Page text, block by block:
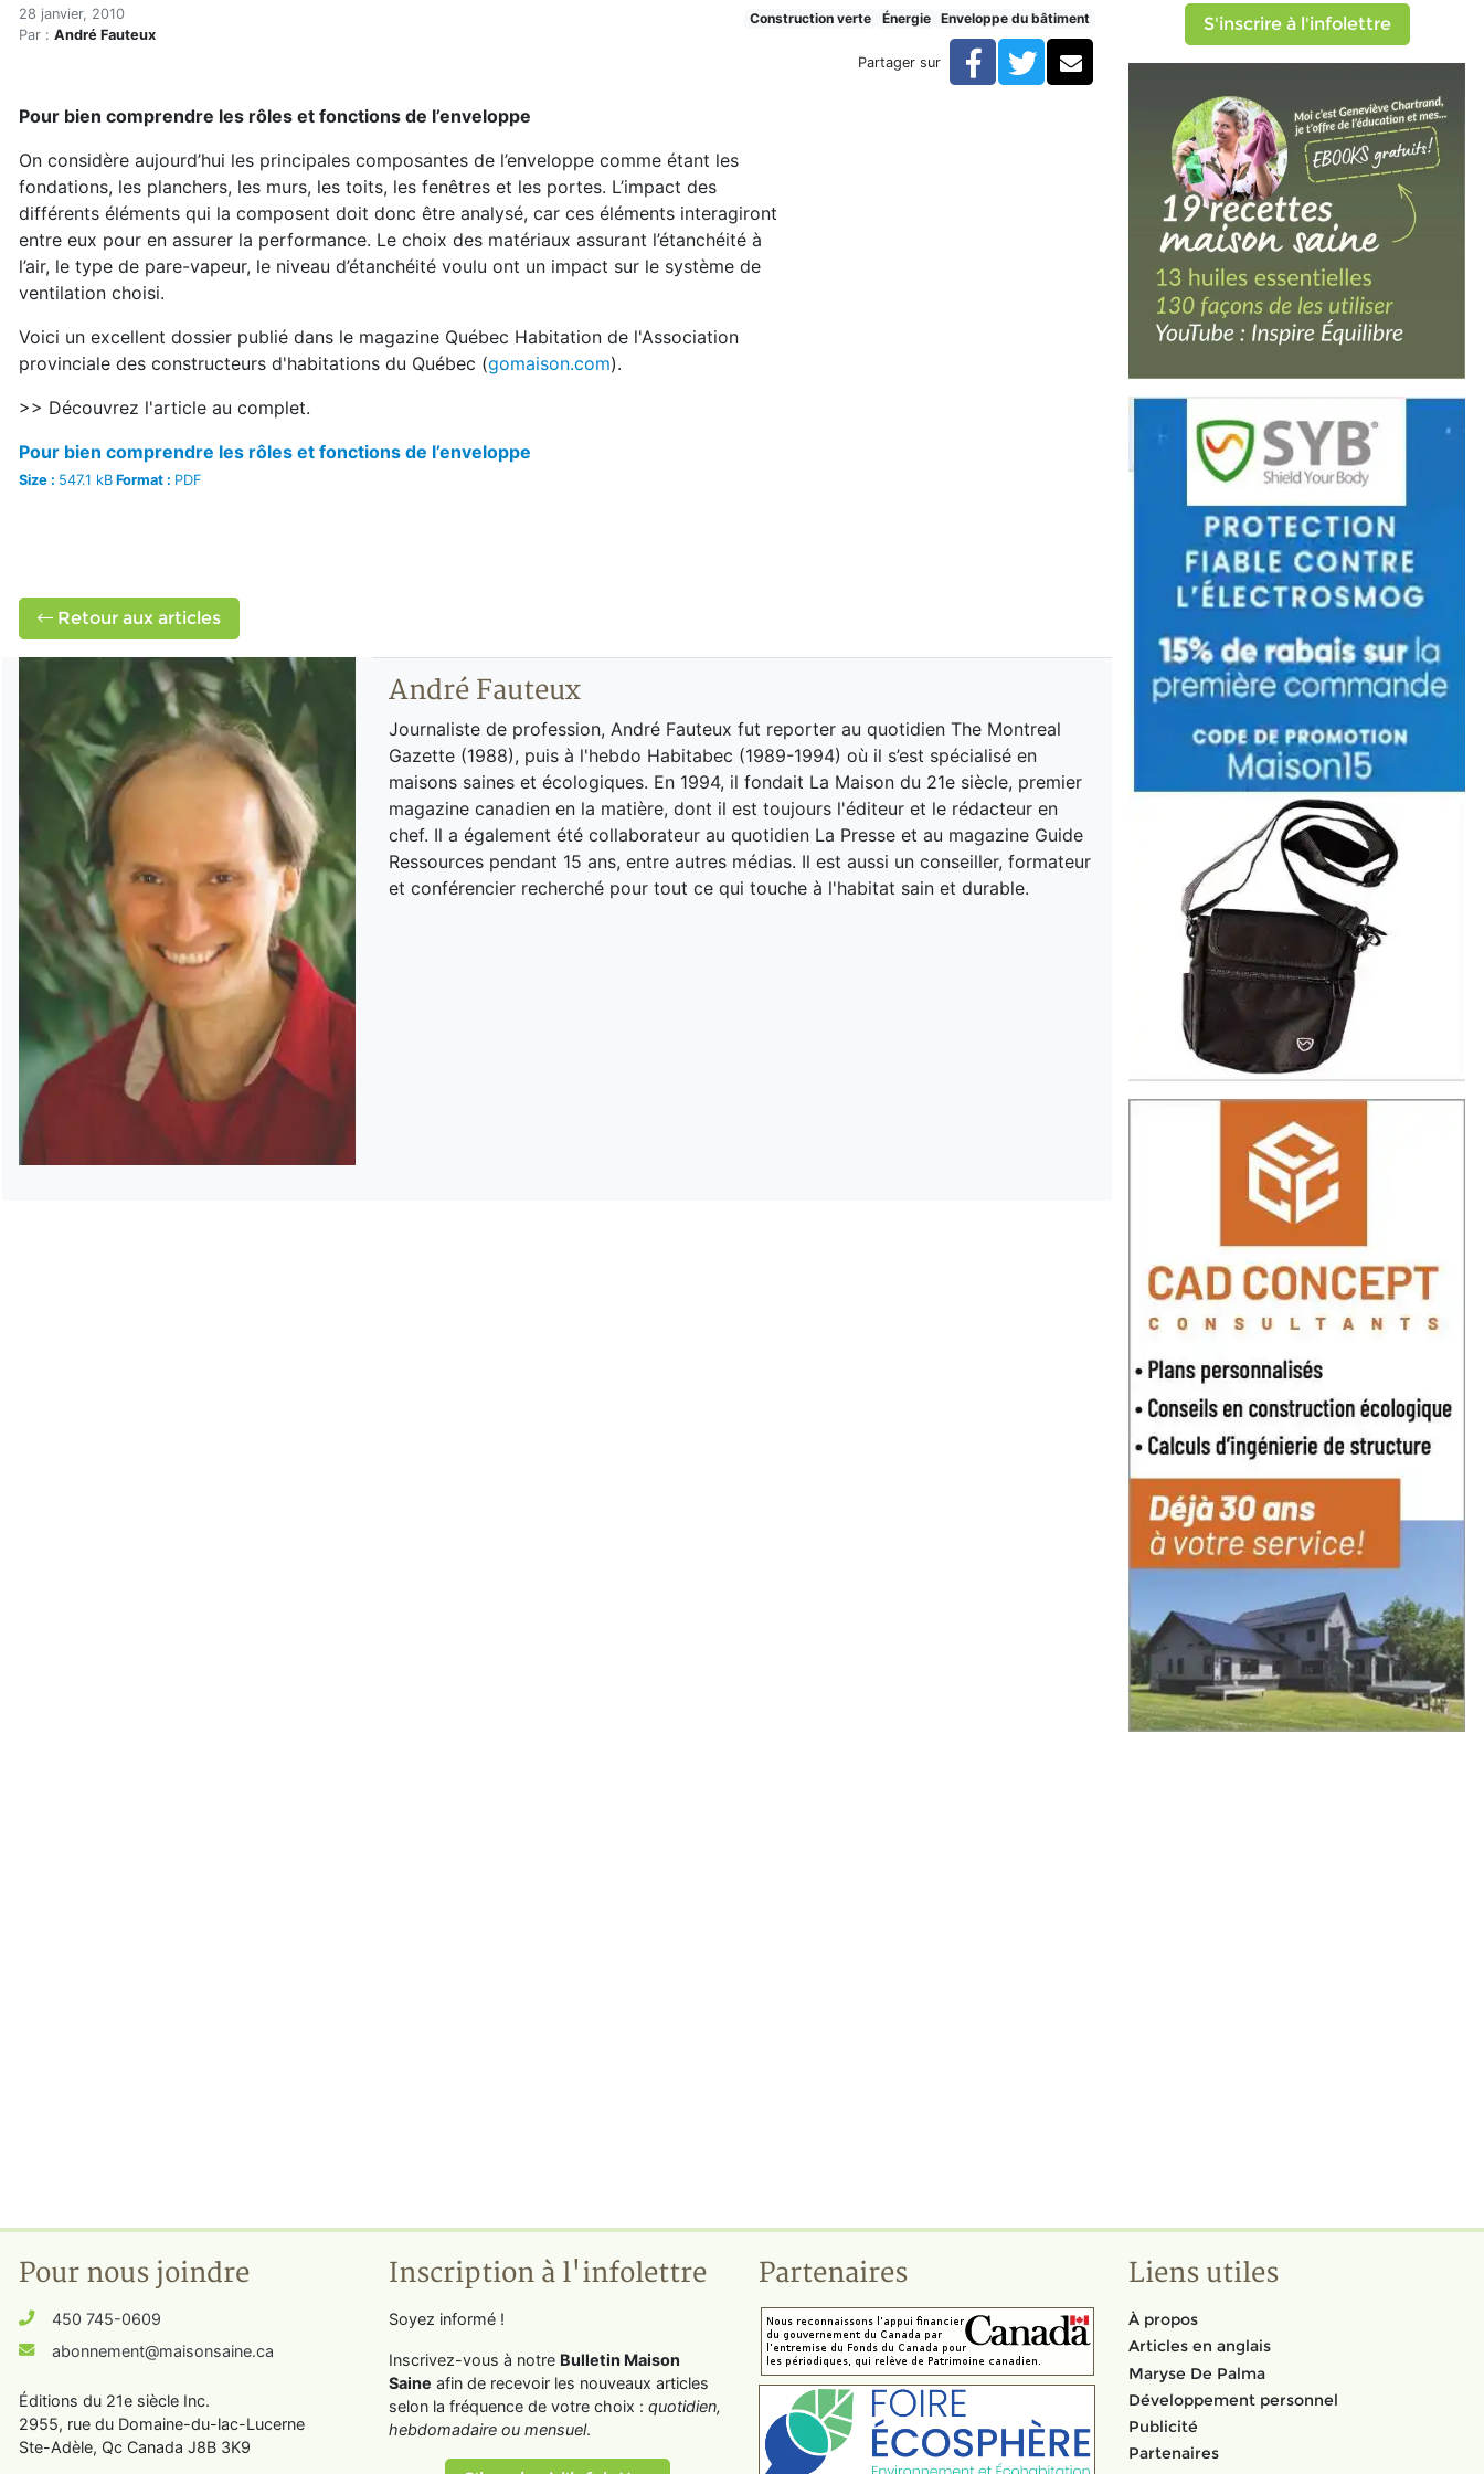
Accueil
Articles
Rôles et fonctions de l'enveloppe
Rôles et fonctions de l'enveloppe
28 janvier, 2010
Par : André Fauteux
Construction verte Énergie Enveloppe du bâtiment
Partager sur Facebook
TwitterCourriel
Pour bien comprendre les rôles et fonctions de l’enveloppe
On considère aujourd’hui les principales composantes de l’enveloppe comme étant les
fondations, les planchers, les murs, les toits, les fenêtres et les portes. L’impact des
différents éléments qui la composent doit donc être analysé, car ces éléments interagiront
entre eux pour en assurer la performance. Le choix des matériaux assurant l’étanchéité à
l’air, le type de pare-vapeur, le niveau d’étanchéité voulu ont un impact sur le système de
ventilation choisi.
Voici un excellent dossier publié dans le magazine Québec Habitation de l'Association
provinciale des constructeurs d'habitations du Québec (gomaison.com).
>> Découvrez l'article au complet.
Pour bien comprendre les rôles et fonctions de l’enveloppe
Size : 547.1 kB Format : PDF
Retour aux articles
André Fauteux
Journaliste de profession, André Fauteux fut reporter au quotidien The Montreal
Gazette (1988), puis à l'hebdo Habitabec (1989-1994) où il s’est spécialisé en
maisons saines et écologiques. En 1994, il fondait La Maison du 21e siècle, premier
magazine canadien en la matière, dont il est toujours l'éditeur et le rédacteur en
chef. Il a également été collaborateur au quotidien La Presse et au magazine Guide
Ressources pendant 15 ans, entre autres médias. Il est aussi un conseiller, formateur
et conférencier recherché pour tout ce qui touche à l'habitat sain et durable.
S'inscrire à l'infolettre
Pour nous joindre
450 745-0609
abonnement@maisonsaine.ca
Éditions du 21e siècle Inc.
2955, rue du Domaine-du-lac-Lucerne
Ste-Adèle, Qc Canada J8B 3K9
Inscription à l'infolettre
Soyez informé !
Inscrivez-vous à notre Bulletin Maison
Saine afin de recevoir les nouveaux articles
selon la fréquence de votre choix : quotidien,
hebdomadaire ou mensuel.
Partenaires Liens utiles
À propos
Articles en anglais
Maryse De Palma
Développement personnel
Publicité
Partenaires